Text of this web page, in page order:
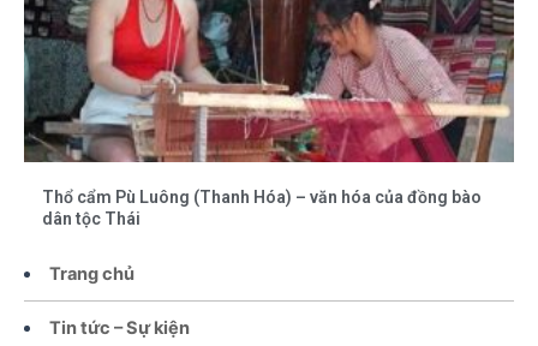
Trang chủ
Tin tức – Sự kiện
Thổ cẩm Pù Luông (Thanh Hóa) – văn hóa của đồng bào
dân tộc Thái